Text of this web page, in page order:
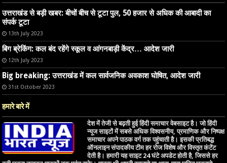
उत्तराखंड से बड़ी खबर: बीचों बीच से टूटा पुल, 50 हजार से अधिक की आबादी का
संपर्क टूटा
13th July 2023
बिग ब्रेकिंग: कल बंद रहेंगे स्कूल व आंगनबाड़ी केंद्र… आदेश जारी
12th July 2023
Big breaking: उत्तराखंड में कल सार्वजनिक अवकाश घोषित, आदेश जारी
31st October 2023
हमारे बारे में
देश में तेजी से बढ़ती हुई हिंदी समाचार वेबसाइट है। जो हिंदी
न्यूज साइटों में सबसे अधिक विश्वसनीय, प्रमाणिक और निष्पक्ष
समाचार अपने पाठक वर्ग तक पहुंचाती है। इसकी प्रतिबद्ध
ऑनलाइन संपादकीय टीम हर रोज विशेष और विस्तृत कंटेंट
देती है। हमारी यह साइट 24 घंटे अपडेट होती है, जिससे हर